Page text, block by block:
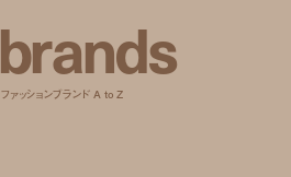
brands
ファッションブランド A to Z